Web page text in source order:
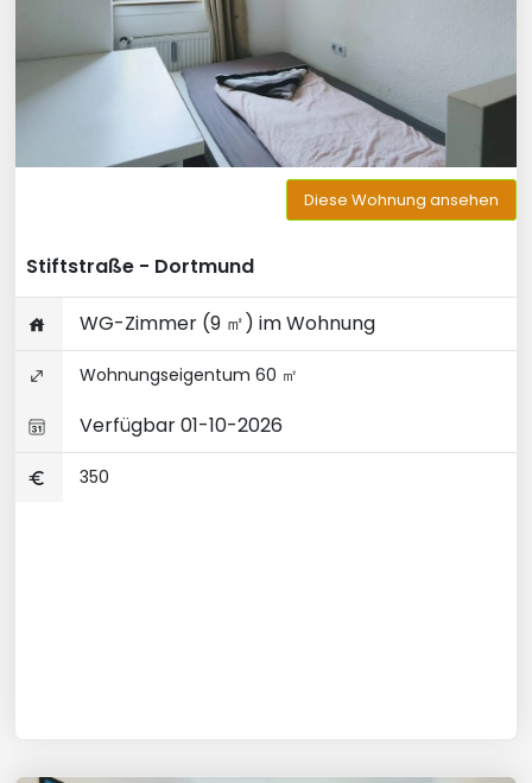
Diese Wohnung ansehen
Stiftstraße - Dortmund
WG-Zimmer (9 ㎡) im Wohnung
Wohnungseigentum 60 ㎡
Verfügbar 01-10-2026
350